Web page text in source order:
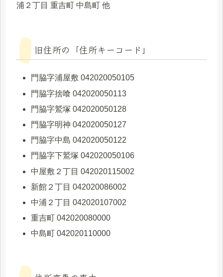
浦２丁目 重吉町 中島町 他
旧住所の「住所キーコード」
門脇字浦屋敷 042020050105
門脇字捨喰 042020050113
門脇字鷲塚 042020050128
門脇字明神 042020050127
門脇字中島 042020050122
門脇字下鷲塚 042020050106
中屋敷２丁目 042020115002
新館２丁目 042020086002
中浦２丁目 042020107002
重吉町 042020080000
中島町 042020110000